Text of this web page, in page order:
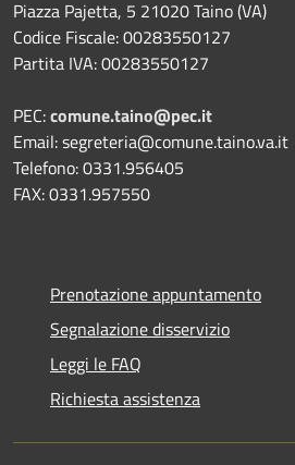
Piazza Pajetta, 5 21020 Taino (VA)
Codice Fiscale: 00283550127
Partita IVA: 00283550127
PEC:comune.taino@pec.it
Email: segreteria@comune.taino.va.it
Telefono: 0331.956405
FAX: 0331.957550
Prenotazione appuntamento
Segnalazione disservizio
Leggi le FAQ
Richiesta assistenza